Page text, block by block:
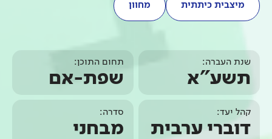
מיצבית כיתתית מחוון
שנת העברה:
תשע"א
תחום התוכן:
שפת-אם
קהל יעד:
דוברי ערבית
סדרה:
מבחני